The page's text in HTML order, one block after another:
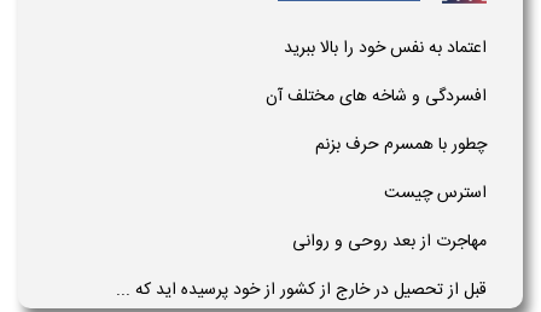
اعتماد به نفس خود را بالا ببرید
افسردگی و شاخه های مختلف آن
چطور با همسرم حرف بزنم
استرس چیست
مهاجرت از بعد روحی و روانی
قبل از تحصیل در خارج از کشور از خود پرسیده اید که ...